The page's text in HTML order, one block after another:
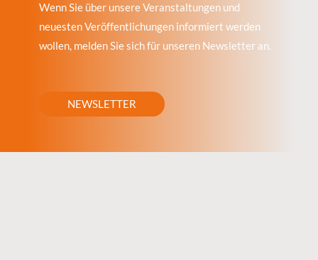
Wenn Sie über unsere Veranstaltungen und
neuesten Veröffentlichungen informiert werden
wollen, melden Sie sich für unseren Newsletter an.
NEWSLETTER